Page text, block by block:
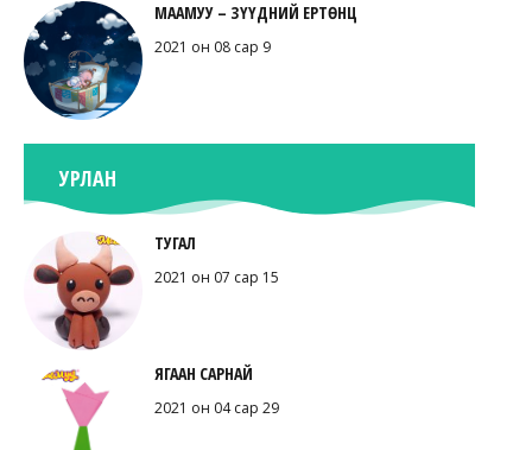
МААМУУ – ЗҮҮДНИЙ ЕРТӨНЦ
2021 он 08 сар 9
УРЛАН
ТУГАЛ
2021 он 07 сар 15
ЯГААН САРНАЙ
2021 он 04 сар 29